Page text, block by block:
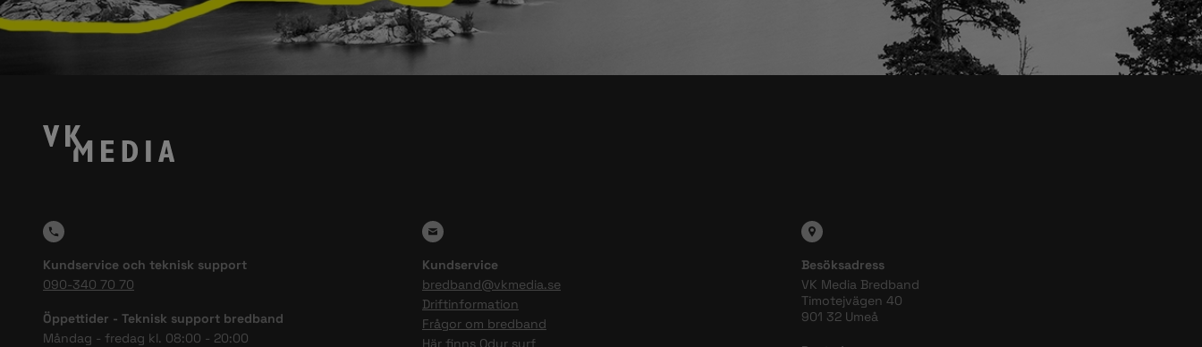
Kundservice och teknisk support
090-340 70 70
Öppettider - Teknisk support bredband
Måndag - fredag kl. 08:00 - 20:00
Kundservice
bredband@vkmedia.se
Driftinformation
Frågor om bredband
Besöksadress
VK Media Bredband
Timotejvägen 40
901 32 Umeå